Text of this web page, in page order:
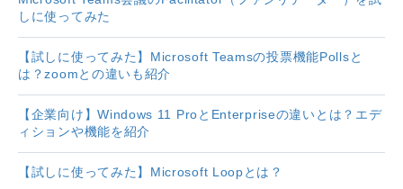
しに使ってみた
【試しに使ってみた】Microsoft Teamsの投票機能Pollsと
は？zoomとの違いも紹介
【企業向け】Windows 11 ProとEnterpriseの違いとは？エデ
ィションや機能を紹介
【試しに使ってみた】Microsoft Loopとは？